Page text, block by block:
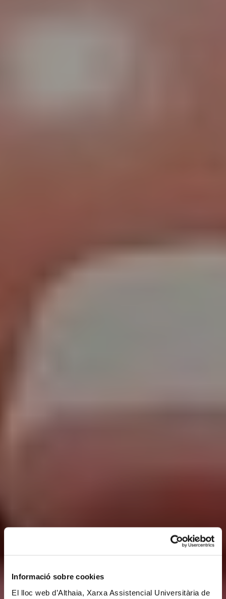
Informació sobre cookies
El lloc web d’Althaia, Xarxa Assistencial Universitària de